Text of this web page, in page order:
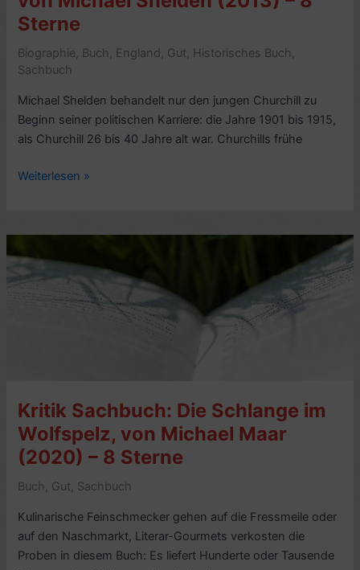
(2018)
8
Sterne
Sterne
Biographie, Buch , England , Gut, Historisches Buch ,
Sachbuch
Michael Shelden behandelt nur den jungen Churchill zu
Beginn seiner politischen Karriere: die Jahre 1901 bis 1915,
als Churchill 26 bis 40 Jahre alt war. Churchills frühe
Kritik
Young
Making
Shelden
(2013)
–
8
Sterne
Weiterlesen »
Kritik Sachbuch: Die Schlange im
Wolfspelz, von Michael Maar
(2020) – 8 Sterne
Buch , Gut, Sachbuch
Kulinarische Feinschmecker gehen auf die Fressmeile oder
auf den Naschmarkt, Literar-Gourmets verkosten die
Proben in diesem Buch: Es liefert Hunderte oder Tausende